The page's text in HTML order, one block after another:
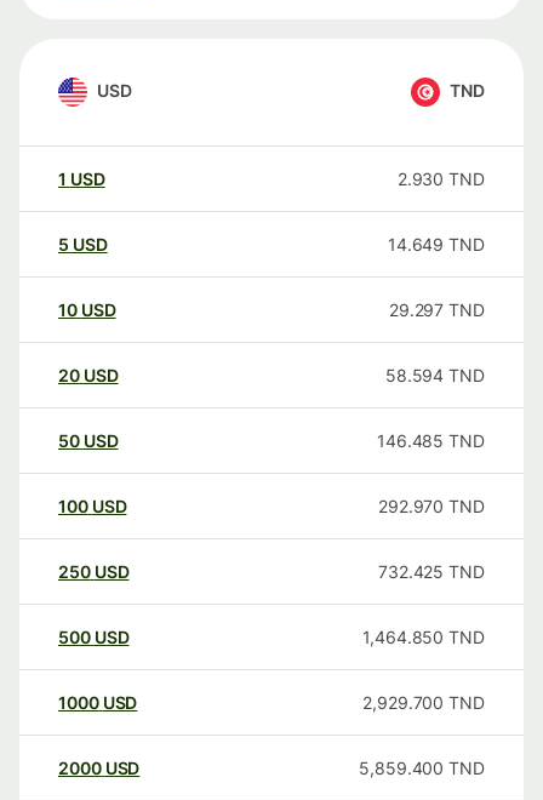
USD TND
1 USD 2.930 TND
5 USD 14.649 TND
10 USD 29.297 TND
20 USD 58.594 TND
50 USD 146.485 TND
100 USD 292.970 TND
250 USD 732.425 TND
500 USD 1,464.850 TND
1000 USD 2,929.700 TND
2000 USD 5,859.400 TND